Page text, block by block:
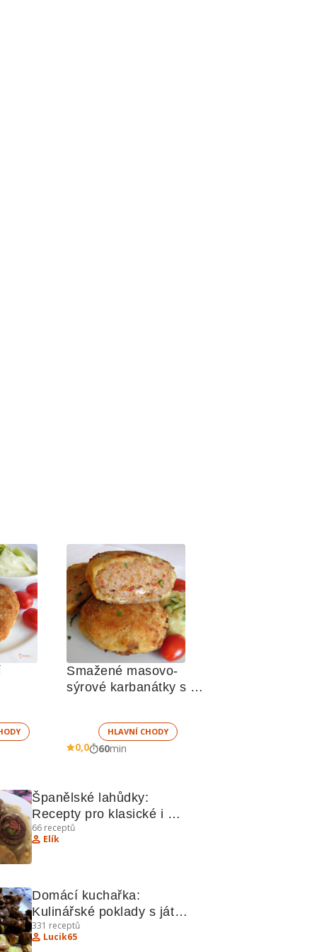
Smažené masovo-
sýrové karbanátky s
HLAVNÍ CHODY
0,0 60min
Španělské lahůdky:
Recepty pro klasické i
moderní pokrmy
66 receptů
Elík
Domácí kuchařka:
Kulinářské poklady s játry,
banány, špenátem,
medem a kopýtky
331 receptů
Lucik65